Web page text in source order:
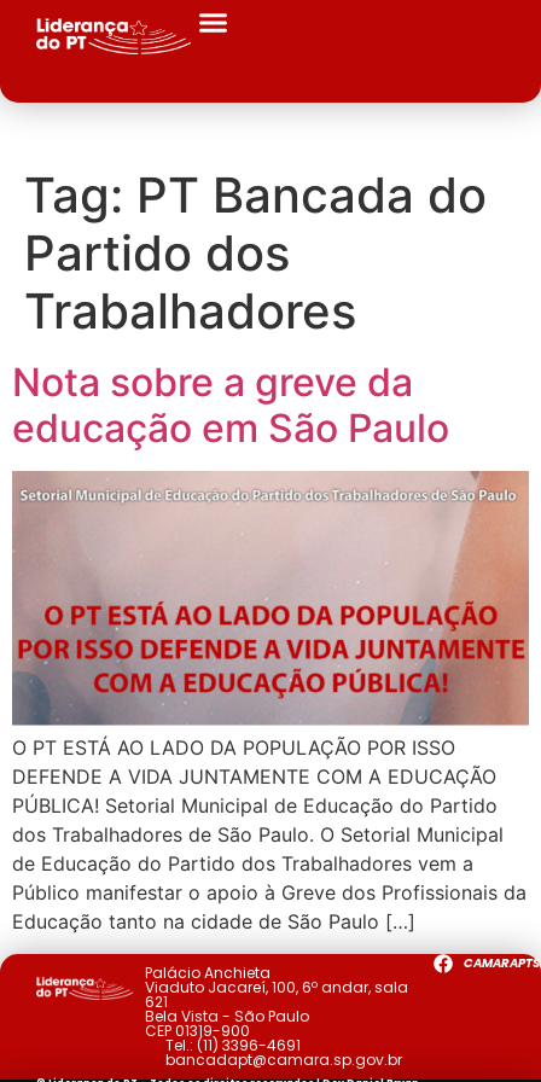
Tag: PT Bancada do
Partido dos
Trabalhadores
Nota sobre a greve da
educação em São Paulo
O PT ESTÁ AO LADO DA POPULAÇÃO POR ISSO
DEFENDE A VIDA JUNTAMENTE COM A EDUCAÇÃO
PÚBLICA! Setorial Municipal de Educação do Partido
dos Trabalhadores de São Paulo. O Setorial Municipal
de Educação do Partido dos Trabalhadores vem a
Público manifestar o apoio à Greve dos Profissionais da
Educação tanto na cidade de São Paulo […]
Palácio Anchieta
Viaduto Jacareí, 100, 6º andar, sala
621
Bela Vista - São Paulo
CEP 01319-900
Tel.: (11) 3396-4691
bancadapt@camara.sp.gov.br